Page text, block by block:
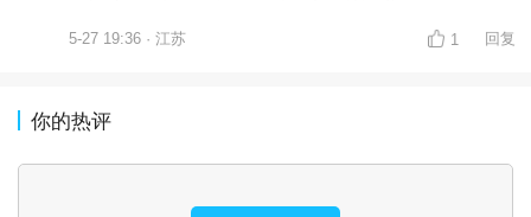
5-27 19:36 · 江苏 1 回复
你的热评